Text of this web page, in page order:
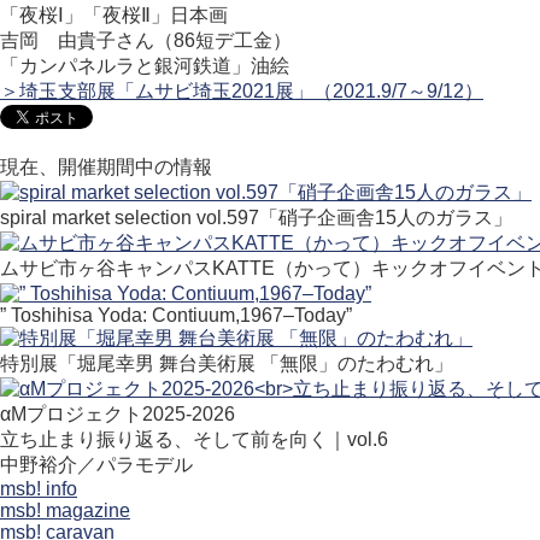
「夜桜Ⅰ」「夜桜Ⅱ」日本画
吉岡 由貴子さん（86短デ工金）
「カンパネルラと銀河鉄道」油絵
＞埼玉支部展「ムサビ埼玉2021展」（2021.9/7～9/12）
現在、開催期間中の情報
spiral market selection vol.597「硝子企画舎15人のガラス」
ムサビ市ヶ谷キャンパスKATTE（かって）キックオフイベン
” Toshihisa Yoda: Contiuum,1967–Today”
特別展「堀尾幸男 舞台美術展 「無限」のたわむれ」
αMプロジェクト2025-2026
立ち止まり振り返る、そして前を向く｜vol.6
中野裕介／パラモデル
msb! info
msb! magazine
msb! caravan